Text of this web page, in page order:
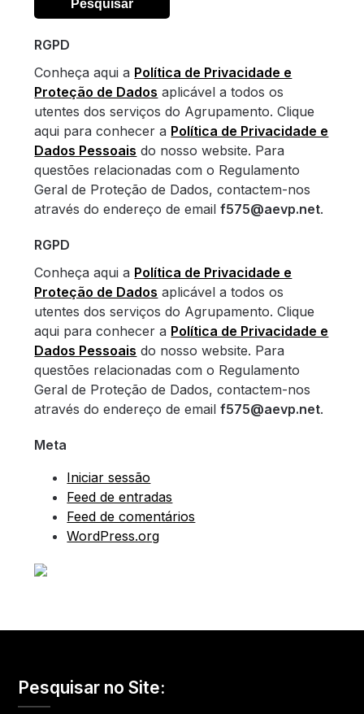
RGPD
Conheça aqui a Política de Privacidade e
Proteção de Dados aplicável a todos os
utentes dos serviços do Agrupamento. Clique
aqui para conhecer a Política de Privacidade e
Dados Pessoais do nosso website. Para
questões relacionadas com o Regulamento
Geral de Proteção de Dados, contactem-nos
através do endereço de emailf575@aevp.net.
RGPD
Conheça aqui a Política de Privacidade e
Proteção de Dados aplicável a todos os
utentes dos serviços do Agrupamento. Clique
aqui para conhecer a Política de Privacidade e
Dados Pessoais do nosso website. Para
questões relacionadas com o Regulamento
Geral de Proteção de Dados, contactem-nos
através do endereço de emailf575@aevp.net.
Meta
Iniciar sessão
Feed de entradas
Feed de comentários
WordPress.org
Pesquisar no Site: